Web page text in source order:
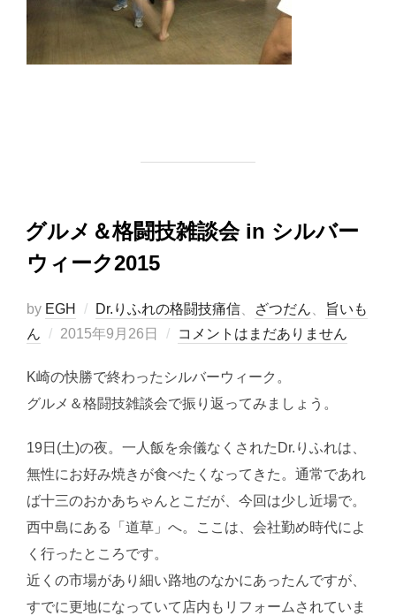
グルメ＆格闘技雑談会 in シルバー
ウィーク2015
by EGH Dr.りふれの格闘技痛信、 ざつだん、
旨いも
ん
投
日:
2015年9月26日 コメントはまだありません
K崎の快勝で終わったシルバーウィーク。
グルメ＆格闘技雑談会で振り返ってみましょう。
19日(土)の夜。一人飯を余儀なくされたDr.りふれは、
無性にお好み焼きが食べたくなってきた。通常であれ
ば十三のおかあちゃんとこだが、今回は少し近場で。
西中島にある「道草」へ。ここは、会社勤め時代によ
く行ったところです。
近くの市場があり細い路地のなかにあったんですが、
すでに更地になっていて店内もリフォームされていま